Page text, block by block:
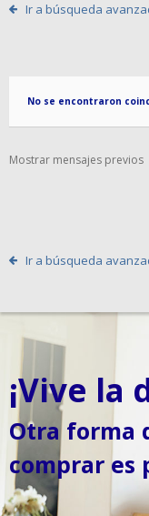
Ir a búsqueda
No se encontraron
Mostrar mensajes previos
Ir a búsqueda
¡Vive la
Otra forma
comprar es